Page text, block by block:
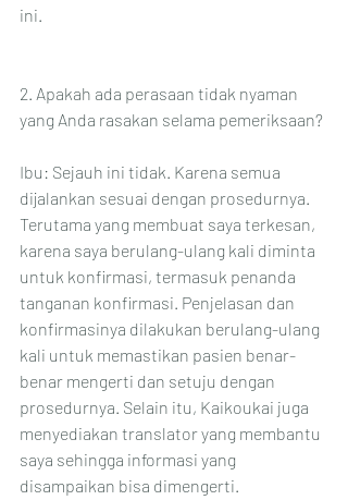
ini.
2. Apakah ada perasaan tidak nyaman
yang Anda rasakan selama pemeriksaan?
Ibu: Sejauh ini tidak. Karena semua
dijalankan sesuai dengan prosedurnya.
Terutama yang membuat saya terkesan,
karena saya berulang-ulang kali diminta
untuk konfirmasi, termasuk penanda
tanganan konfirmasi. Penjelasan dan
konfirmasinya dilakukan berulang-ulang
kali untuk memastikan pasien benar-
benar mengerti dan setuju dengan
prosedurnya. Selain itu, Kaikoukai juga
menyediakan translator yang membantu
saya sehingga informasi yang
disampaikan bisa dimengerti.